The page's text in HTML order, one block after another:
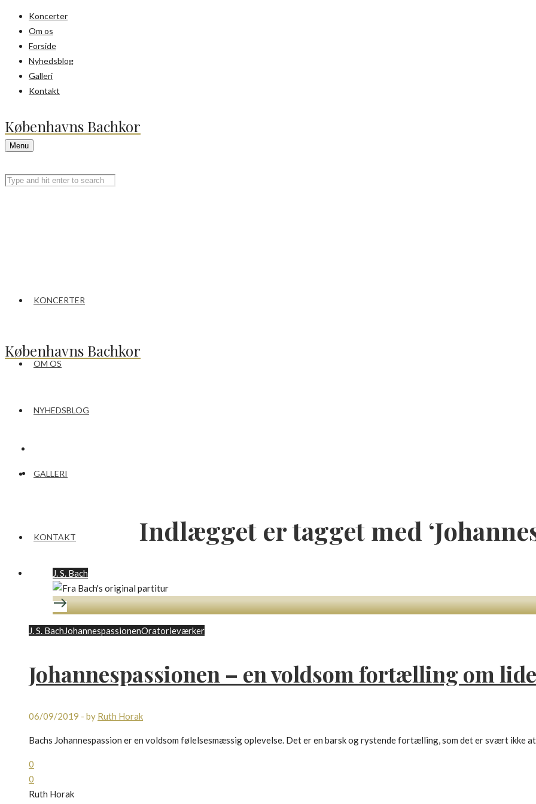
Koncerter
Om os
Forside
Nyhedsblog
Galleri
Kontakt
Københavns Bachkor
Menu
KONCERTER
OM OS
Københavns Bachkor
NYHEDSBLOG
GALLERI
KONTAKT Indlægget er tagget med
J. S. Bach
J. S. BachJohannespassionenOratorieværker
Johannespassionen – en voldsom fortælling om
06/09/2019 - by Ruth Horak
Bachs Johannespassion er en voldsom følelsesmæssig oplevelse. Det er en barsk og rystende fortælling, som det er svært ikke
0
0
Ruth Horak